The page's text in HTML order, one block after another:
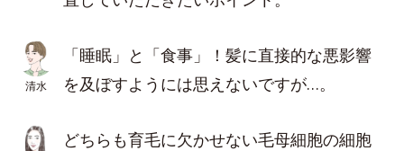
清水
「睡眠」と「食事」！髪に直接的な悪影響
を及ぼすようには思えないですが…。
どちらも育毛に欠かせない毛母細胞の細胞